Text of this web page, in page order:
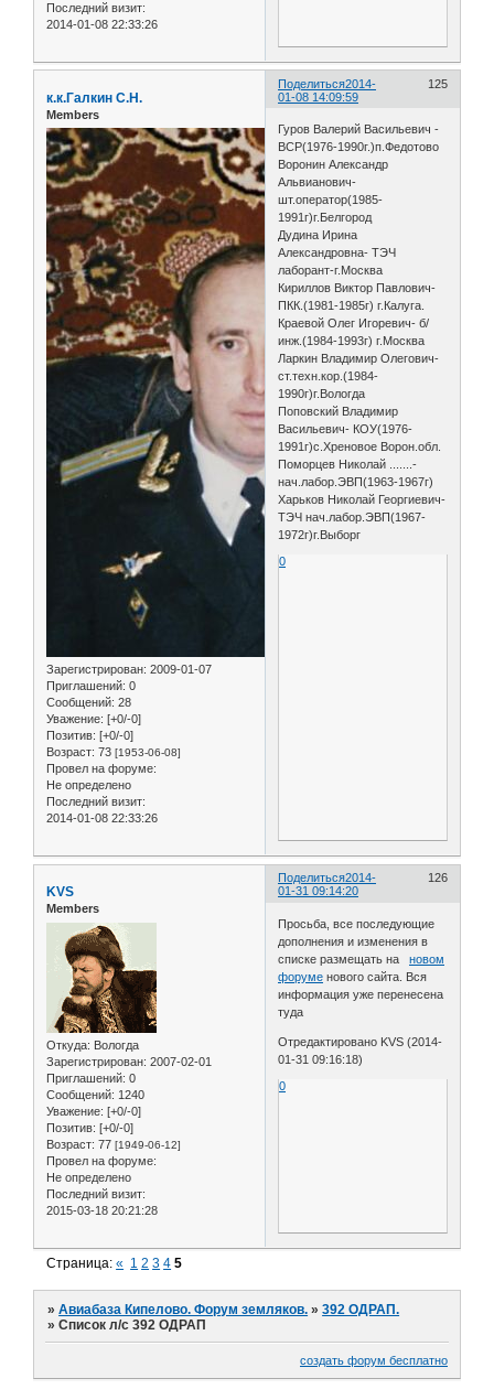
Последний визит:
2014-01-08 22:33:26
Поделиться 125
2014-
01-08 14:09:59
к.к.Галкин С.Н.
Members
Зарегистрирован: 2009-01-07
Приглашений: 0
Сообщений: 28
Уважение: [+0/-0]
Позитив: [+0/-0]
Возраст: 73 [1953-06-08]
Провел на форуме:
Не определено
Последний визит:
2014-01-08 22:33:26
Гуров Валерий Васильевич -
ВСР(1976-1990г.)п.Федотово
Воронин Александр
Альвианович-
шт.оператор(1985-
1991г)г.Белгород
Дудина Ирина
Александровна- ТЭЧ
лаборант-г.Москва
Кириллов Виктор Павлович-
ПКК.(1981-1985г) г.Калуга.
Краевой Олег Игоревич- б/
инж.(1984-1993г) г.Москва
Ларкин Владимир Олегович-
ст.техн.кор.(1984-
1990г)г.Вологда
Поповский Владимир
Васильевич- КОУ(1976-
1991г)с.Хреновое Ворон.обл.
Поморцев Николай .......-
нач.лабор.ЭВП(1963-1967г)
Харьков Николай Георгиевич-
ТЭЧ нач.лабор.ЭВП(1967-
1972г)г.Выборг
0
Поделиться 126
2014-
01-31 09:14:20
KVS
Members
Откуда: Вологда
Зарегистрирован: 2007-02-01
Приглашений: 0
Сообщений: 1240
Уважение: [+0/-0]
Позитив: [+0/-0]
Возраст: 77 [1949-06-12]
Провел на форуме:
Не определено
Последний визит:
2015-03-18 20:21:28
Просьба, все последующие
дополнения и изменения в
списке размещать нановом
форуме нового сайта. Вся
информация уже перенесена
туда
Отредактировано KVS (2014-
01-31 09:16:18)
0
Страница:« 1 2 3 4 5
»Авиабаза Кипелово. Форум земляков. »392 ОДРАП.
»Список л/с 392 ОДРАП
создать форум бесплатно